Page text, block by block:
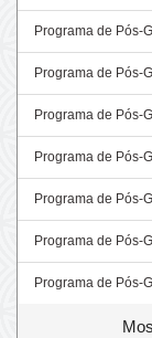
Programa de Pós-
Programa de Pós-
Programa de Pós-
Programa de Pós-
Programa de Pós-
Programa de Pós-
Programa de Pós-